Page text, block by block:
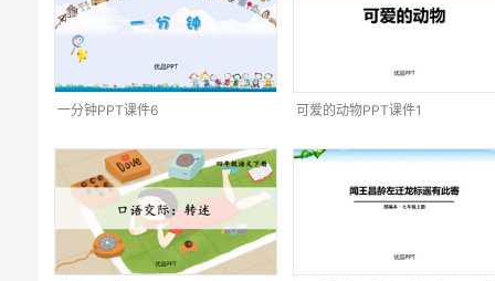
一分钟PPT课件6 可爱的动物PPT课件1